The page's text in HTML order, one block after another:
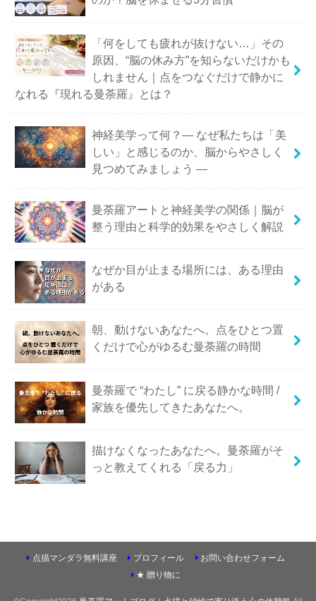
「何をしても疲れが抜けない…」その
原因、“脳の休み方”を知らないだけかも
しれません｜点をつなぐだけで静かに
なれる『現れる曼荼羅』とは？
神経美学って何？― なぜ私たちは「美
しい」と感じるのか、脳からやさしく
見つめてみましょう ―
曼荼羅アートと神経美学の関係｜脳が
整う理由と科学的効果をやさしく解説
なぜか目が止まる場所には、ある理由
がある
朝、動けないあなたへ。点をひとつ置
くだけで心がゆるむ曼荼羅の時間
曼荼羅で “わたし” に戻る静かな時間 /
家族を優先してきたあなたへ。
描けなくなったあなたへ。曼荼羅がそ
っと教えてくれる「戻る力」
点描マンダラ無料講座 プロフィール
お問い合わせフォーム
★ 贈り物に